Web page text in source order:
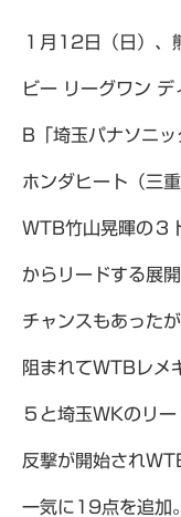
１月12日（日）、
ビー リーグワン
B「埼玉パナソニ
ホンダヒート（三
WTB竹山晃暉の３
からリードする展
チャンスもあった
阻まれてWTBレメ
５と埼玉WKのリ
反撃が開始され
一気に19点を追加